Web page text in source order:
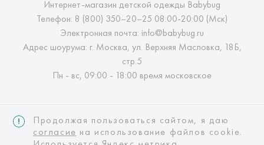
Интернет-магазин детской одежды Babybug
Телефон: 8 (800) 350–20–25 08:00-20:00 (Мск)
Электронная почта: info@babybug.ru
Адрес шоурума: г. Москва, ул. Верхняя Масловка, 18Б,
стр.5
Пн - вс, 09:00 - 18:00 время московское
Продолжая пользоваться сайтом, я даю
согласие на использование файлов cookie.